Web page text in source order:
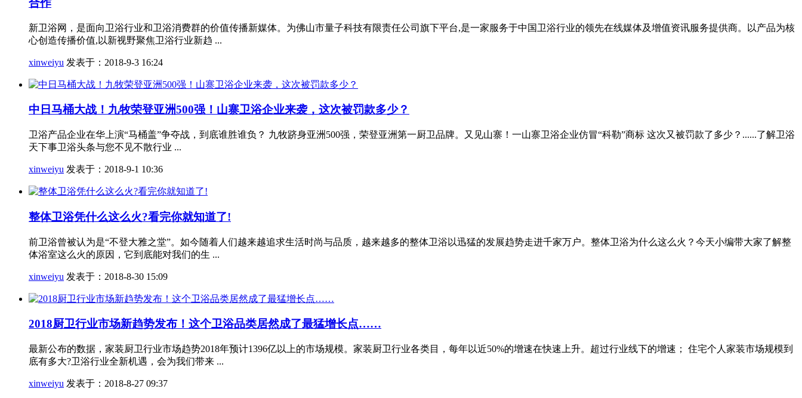
合作
新卫浴网，是面向卫浴行业和卫浴消费群的价值传播新媒体。为佛山市量子科技有限责任公司旗下平台,是一家服务于中国卫浴行业的领先在线媒体及增值资讯服务提供商。以产品为核
心创造传播价值,以新视野聚焦卫浴行业新趋 ...
xinweiyu 发表于：2018-9-3 16:24
中日马桶大战！九牧荣登亚洲500强！山寨卫浴企业来袭，这次被罚款多少？
卫浴产品企业在华上演“马桶盖”争夺战，到底谁胜谁负？ 九牧跻身亚洲500强，荣登亚洲第一厨卫品牌。又见山寨！一山寨卫浴企业仿冒“科勒”商标 这次又被罚款了多少？......了解卫浴
天下事卫浴头条与您不见不散行业 ...
xinweiyu 发表于：2018-9-1 10:36
整体卫浴凭什么这么火?看完你就知道了!
前卫浴曾被认为是“不登大雅之堂”。如今随着人们越来越追求生活时尚与品质，越来越多的整体卫浴以迅猛的发展趋势走进千家万户。整体卫浴为什么这么火？今天小编带大家了解整
体浴室这么火的原因，它到底能对我们的生 ...
xinweiyu 发表于：2018-8-30 15:09
2018厨卫行业市场新趋势发布！这个卫浴品类居然成了最猛增长点……
最新公布的数据，家装厨卫行业市场趋势2018年预计1396亿以上的市场规模。家装厨卫行业各类目，每年以近50%的增速在快速上升。超过行业线下的增速； 住宅个人家装市场规模到
底有多大?卫浴行业全新机遇，会为我们带来 ...
xinweiyu 发表于：2018-8-27 09:37